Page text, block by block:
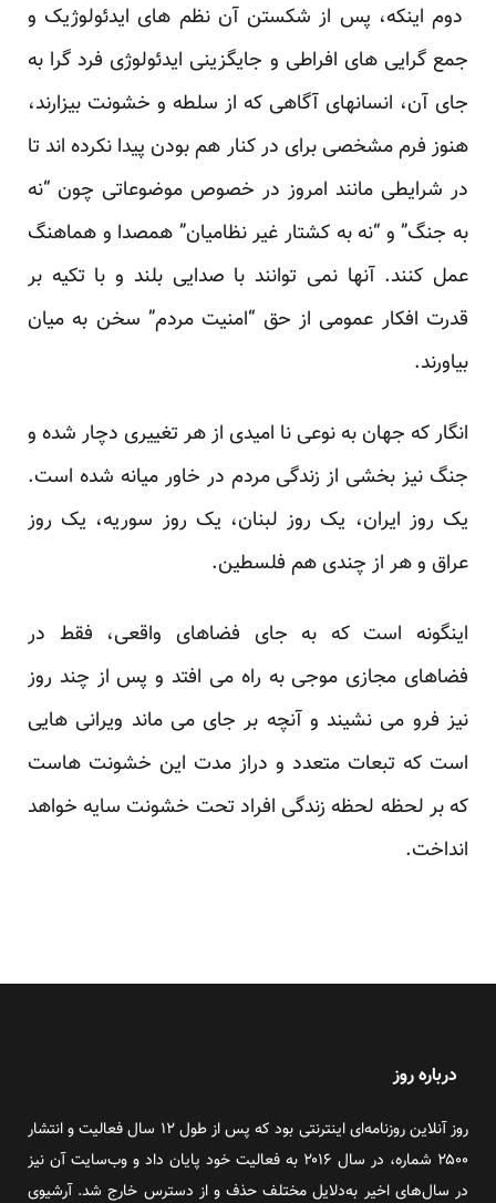
دوم اینکه، پس از شکستن آن نظم های ایدئولوژیک و
جمع گرایی های افراطی و جایگزینی ایدئولوژی فرد گرا به
جای آن، انسانهای آگاهی که از سلطه و خشونت بیزارند،
هنوز فرم مشخصی برای در کنار هم بودن پیدا نکرده اند تا
در شرایطی مانند امروز در خصوص موضوعاتی چون “نه
به جنگ” و “نه به کشتار غیر نظامیان” همصدا و هماهنگ
عمل کنند. آنها نمی توانند با صدایی بلند و با تکیه بر
قدرت افکار عمومی از حق “امنیت مردم” سخن به میان
بیاورند.
انگار که جهان به نوعی نا امیدی از هر تغییری دچار شده و
جنگ نیز بخشی از زندگی مردم در خاور میانه شده است.
یک روز ایران، یک روز لبنان، یک روز سوریه، یک روز
عراق و هر از چندی هم فلسطین.
اینگونه است که به جای فضاهای واقعی، فقط در
فضاهای مجازی موجی به راه می افتد و پس از چند روز
نیز فرو می نشیند و آنچه بر جای می ماند ویرانی هایی
است که تبعات متعدد و دراز مدت این خشونت هاست
که بر لحظه لحظه زندگی افراد تحت خشونت سایه خواهد
انداخت.
درباره روز
روز آنلاین روزنامه‌ای اینترنتی بود که پس از طول ۱۲ سال فعالیت و انتشار
۲۵۰۰ شماره، در سال ۲۰۱۶ به فعالیت خود پایان داد و وب‌سایت آن نیز
در سال‌های اخیر به‌دلایل مختلف حذف و از دسترس خارج شد. آرشیوی